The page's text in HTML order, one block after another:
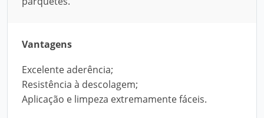
Vantagens
Excelente aderência;
Resistência à descolagem;
Aplicação e limpeza extremamente fáceis.